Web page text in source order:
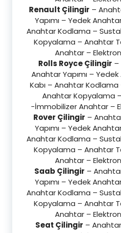
Renault Çilingir –
Yapımı – Yedek
Anahtar Kodlama –
Kopyalama – Anahtar
Anahtar –
Rolls Royce Çilingir –
Anahtar Yapımı –
Kabı – Anahtar
Anahtar Kopyalama
-İmmobilizer Anahtar –
Rover Çilingir –
Yapımı – Yedek
Anahtar Kodlama –
Kopyalama – Anahtar
Anahtar –
Saab Çilingir –
Yapımı – Yedek
Anahtar Kodlama –
Kopyalama – Anahtar
Anahtar –
Seat Çilingir –